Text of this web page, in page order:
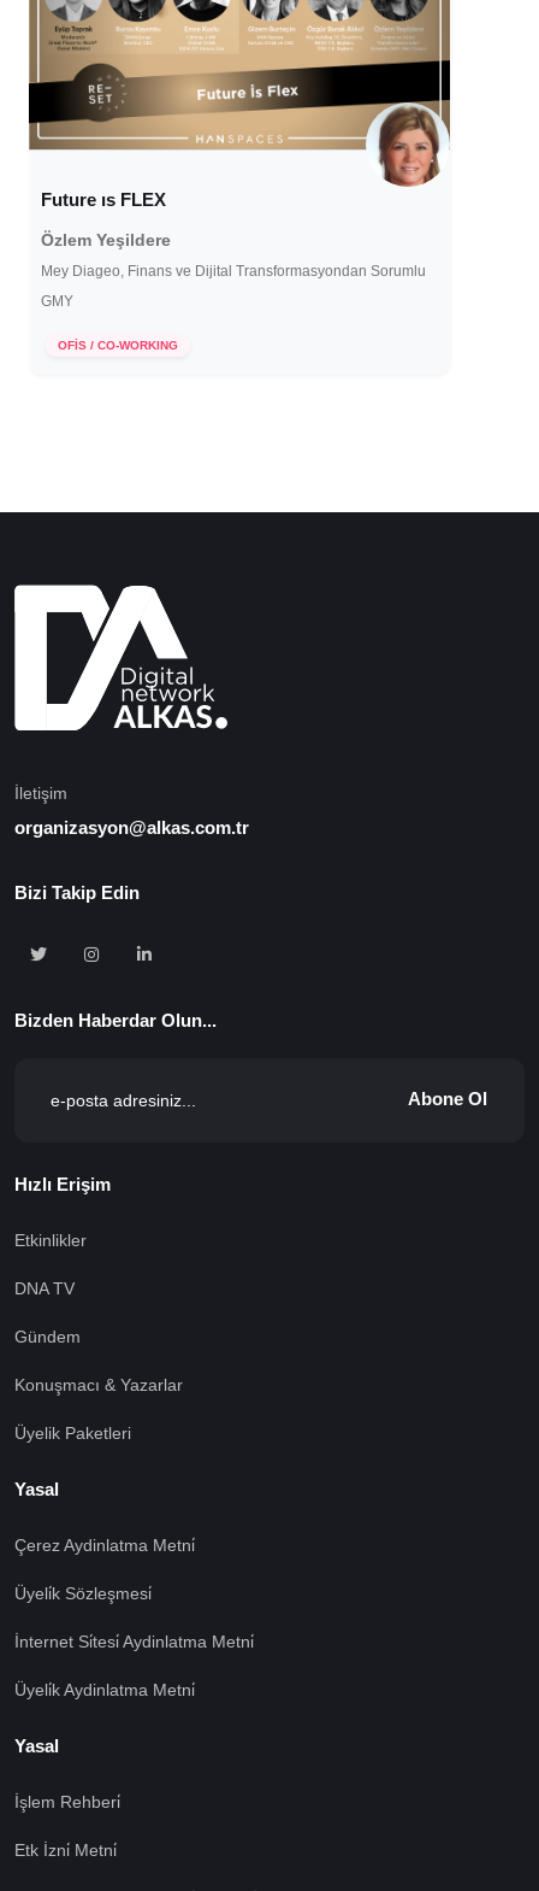
Future ıs FLEX
Özlem Yeşildere
Mey Diageo, Finans ve Dijital Transformasyondan Sorumlu
GMY
OFİS / CO-WORKING
İletişim
organizasyon@alkas.com.tr
Bizi Takip Edin
Bizden Haberdar Olun...
Abone Ol
Hızlı Erişim
Etkinlikler
DNA TV
Gündem
Konuşmacı & Yazarlar
Üyelik Paketleri
Yasal
Çerez Aydinlatma Metni̇
Üyeli̇k Sözleşmesi̇
İnternet Si̇tesi̇ Aydinlatma Metni̇
Üyeli̇k Aydinlatma Metni̇
Yasal
İşlem Rehberi̇
Etk İzni̇ Metni̇
🍪 Çerez Kullanıyoruz!